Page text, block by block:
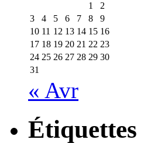
1
2
3
4 5 6 7 8
9
10 11 12 13 14 15 16
17 18 19 20 21 22 23
24 25 26 27 28 29 30
31
« Avr
Étiquettes